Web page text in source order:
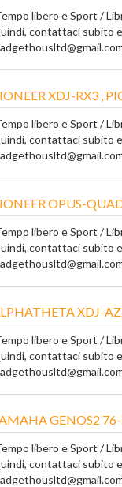
libero e Sport /
contattaci subito
XDJ-RX3 ,
libero e Sport /
contattaci subito
OPUS-
libero e Sport /
contattaci subito
XDJ-
libero e Sport /
contattaci subito
GENOS2
libero e Sport /
contattaci subito